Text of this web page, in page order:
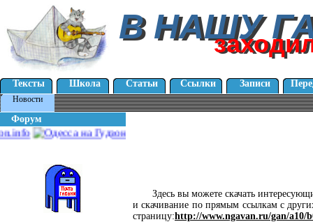
В НАШУ
В НАШУ
Тексты Школа Статьи Ссылки Записи
Новости
Форум
Здесь вы можете скачать
и скачивание по прямым ссылкам с
страницу:http://www.ngavan.ru/gan/a10/